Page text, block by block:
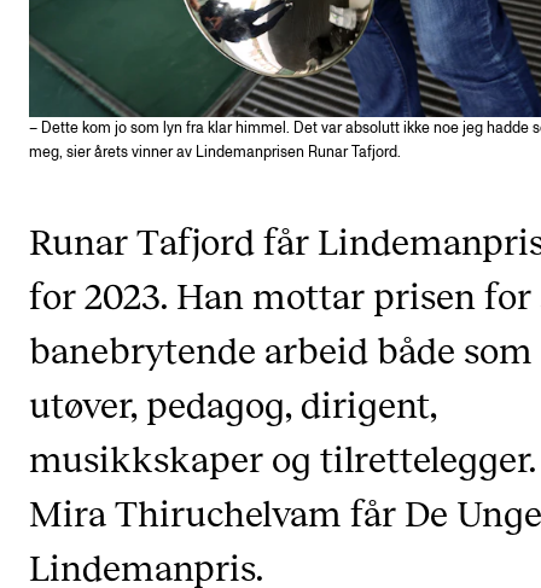
Søknad og opptak
FORSKNING OG UTVIKLINGSARBEID
Om FoU på NMH
For ph.d.-programmet i kunstnerisk utviklingsarbeid
Forskningsetikk
KONSERTER OG ARRANGEMENTER
Arrangementer for ansatte
Gjennomføre konserter og arrangementer
Markedsføring, program og plakat
Låne utstyr – lyd, lys og video
– Dette kom jo som lyn fra klar himmel. Det var absolutt ikke noe jeg hadde
meg, sier årets vinner av Lindemanprisen Runar Tafjord.
Runar Tafjord får
for 2023. Han mottar prisen
banebrytende arbeid både som
utøver, pedagog, dirigent,
musikkskaper og tilrettelegger.
Mira Thiruchelvam får De
Lindemanpris.